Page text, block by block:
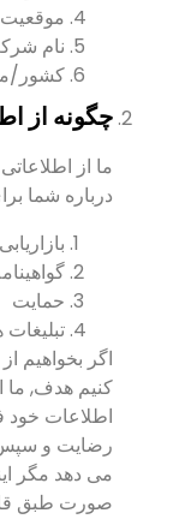
موقعیت
نام
کشور/
چگونه از
ما از
درباره شما
حمایت
اگر بخواهیم
کنیم هدف, ما
اطلاعات خود
رضایت و
می دهد مگر
صورت طبق